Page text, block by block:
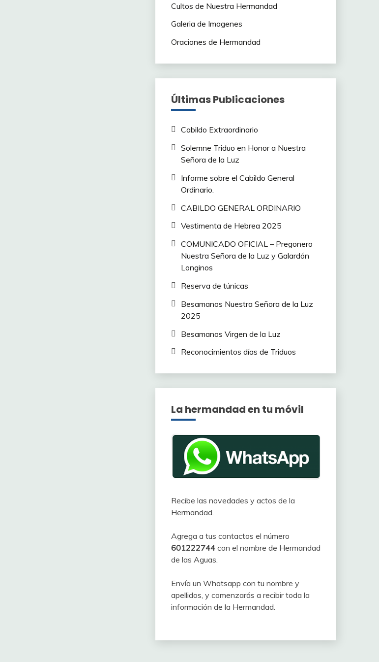
Cultos de Nuestra Hermandad
Galeria de Imagenes
Oraciones de Hermandad
Últimas Publicaciones
Cabildo Extraordinario
Solemne Triduo en Honor a Nuestra
Señora de la Luz
Informe sobre el Cabildo General
Ordinario.
CABILDO GENERAL ORDINARIO
Vestimenta de Hebrea 2025
COMUNICADO OFICIAL – Pregonero
Nuestra Señora de la Luz y Galardón
Longinos
Reserva de túnicas
Besamanos Nuestra Señora de la Luz
2025
Besamanos Virgen de la Luz
Reconocimientos días de Triduos
La hermandad en tu móvil
Recibe las novedades y actos de la
Hermandad.
Agrega a tus contactos el número
601222744con el nombre de Hermandad
de las Aguas.
Envía un Whatsapp con tu nombre y
apellidos, y comenzarás a recibir toda la
información de la Hermandad.